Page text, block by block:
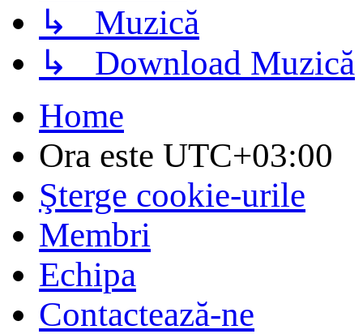
↳ Muzică
↳ Download Muzică
Home
Ora este UTC+03:00
Şterge cookie-urile
Membri
Echipa
Contactează-ne